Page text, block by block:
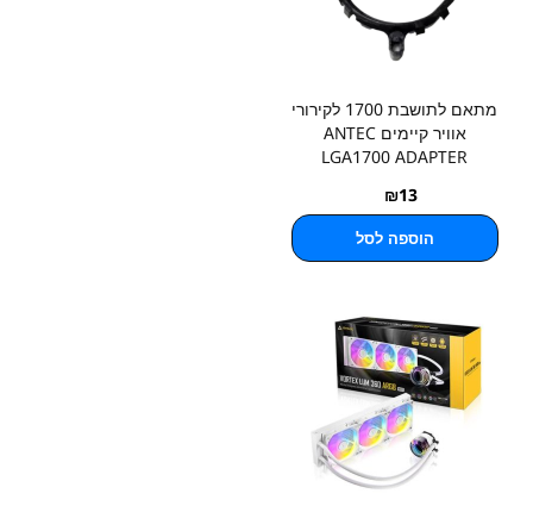
מתאם לתושבת 1700 לקירורי
אוויר קיימים ANTEC
LGA1700 ADAPTER
₪13
הוספה לסל